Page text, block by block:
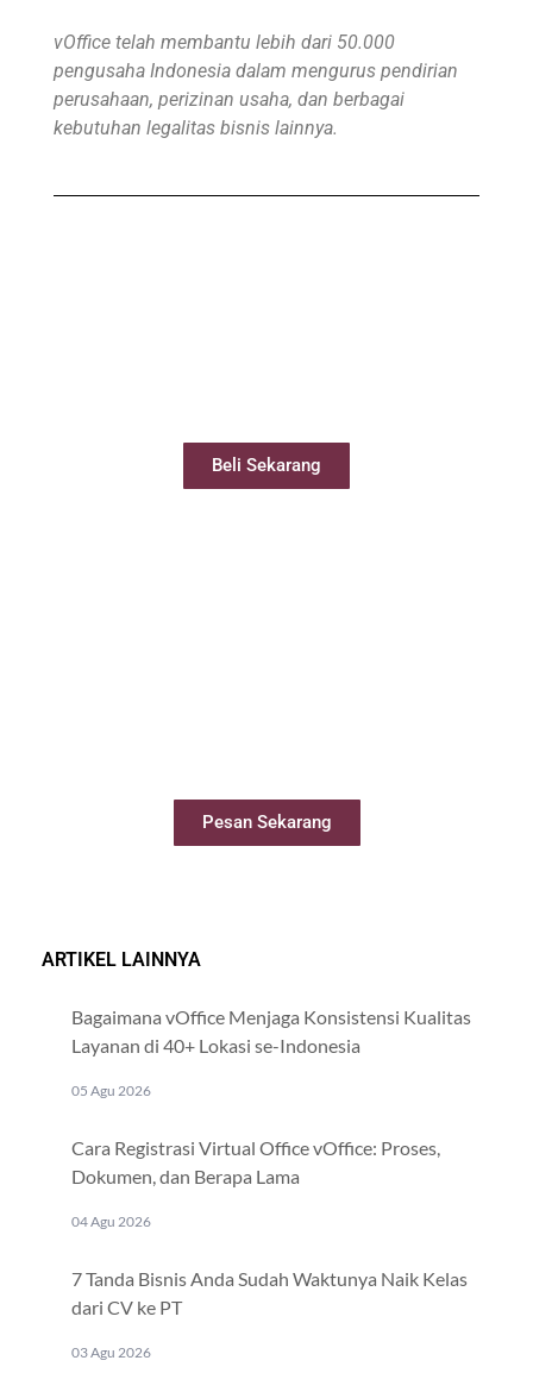
vOffice telah membantu lebih dari 50.000
pengusaha Indonesia dalam mengurus pendirian
perusahaan, perizinan usaha, dan berbagai
kebutuhan legalitas bisnis lainnya.
Beli Sekarang
Pesan Sekarang
ARTIKEL LAINNYA
Bagaimana vOffice Menjaga Konsistensi Kualitas
Layanan di 40+ Lokasi se-Indonesia
05 Agu 2026
Cara Registrasi Virtual Office vOffice: Proses,
Dokumen, dan Berapa Lama
04 Agu 2026
7 Tanda Bisnis Anda Sudah Waktunya Naik Kelas
dari CV ke PT
03 Agu 2026